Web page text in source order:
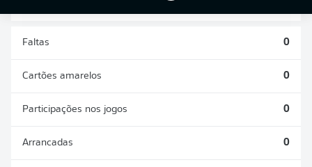
Faltas 0
Cartões amarelos 0
Participações nos jogos 0
Arrancadas 0